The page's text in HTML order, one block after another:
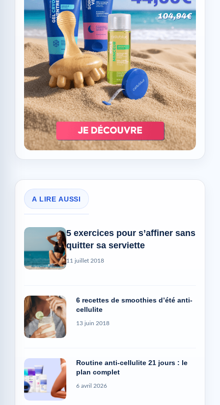
A LIRE AUSSI
5 exercices pour s’affiner sans
quitter sa serviette
11 juillet 2018
6 recettes de smoothies d’été anti-
cellulite
13 juin 2018
Routine anti-cellulite 21 jours : le
plan complet
6 avril 2026